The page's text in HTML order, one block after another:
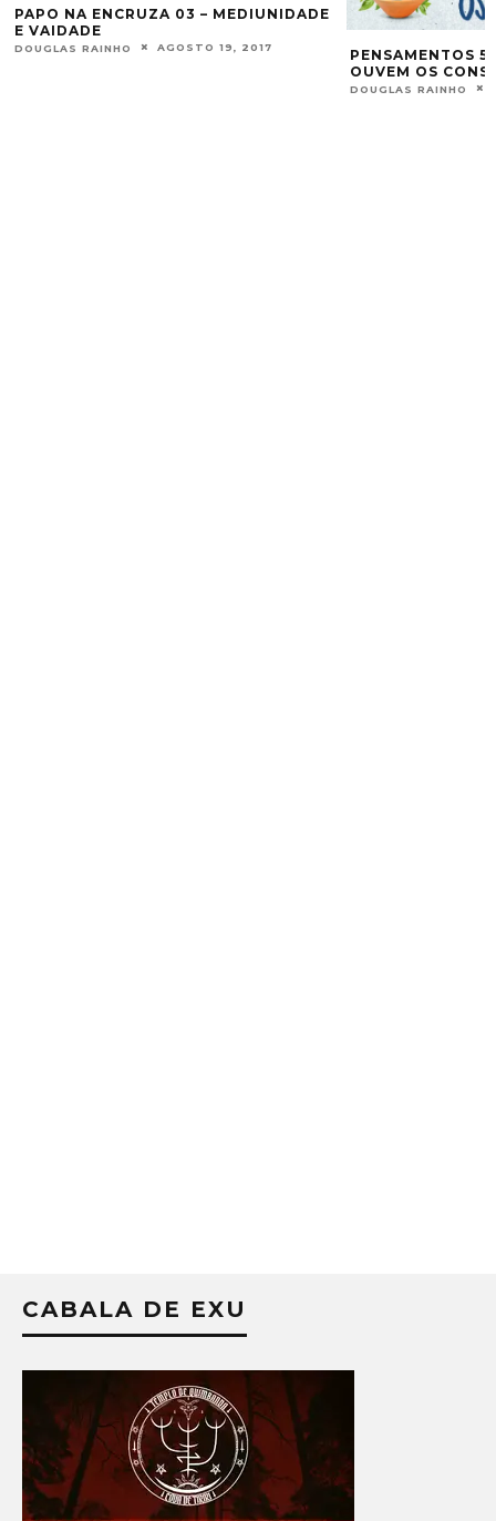
PAPO NA ENCRUZA 03 – MEDIUNIDADE
E VAIDADE
DOUGLAS RAINHO AGOSTO 19, 2017
PENSAMENTOS
OUVEM OS
DOUGLAS RAINHO
CABALA DE EXU